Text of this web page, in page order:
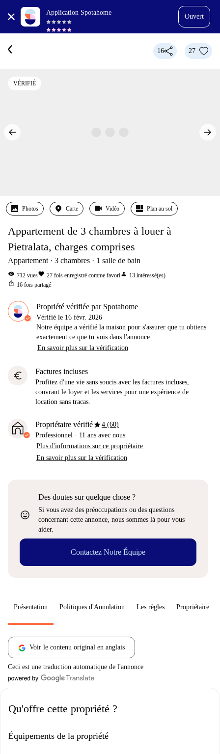
Application Spotahome
Ouvert
16 27
VÉRIFIÉ
Photos Carte Vidéo Plan au sol
Appartement de 3 chambres à louer à
Pietralata, charges comprises
Appartement 3 chambres 1 salle de bain
visibility 712 vuesfavorite 27 fois enregistré comme favoriperson 13 intéressé(es)
ios_share 16 fois partagé
Propriété vérifiée par Spotahome
Vérifié le 16 févr. 2026
Notre équipe a vérifié la maison pour s'assurer que tu obtiens
exactement ce que tu vois dans l'annonce.
En savoir plus sur la vérification
euro Factures incluses
Profitez d'une vie sans soucis avec les factures incluses,
couvrant le loyer et les services pour une expérience de
location sans tracas.
Propriétaire vérifiéstar4 (60)
Professionnel · 11 ans avec nous
Plus d'informations sur ce propriétaire
En savoir plus sur la vérification
sentiment_very_satisfied
Des doutes sur quelque chose ?
Si vous avez des préoccupations ou des questions
concernant cette annonce, nous sommes là pour vous
aider.
Contactez Notre Équipe
Présentation Politiques d'Annulation Les règles Propriétaire
Voir le contenu original en anglais
Ceci est une traduction automatique de l'annonce
Qu'offre cette propriété ?
Équipements de la propriété